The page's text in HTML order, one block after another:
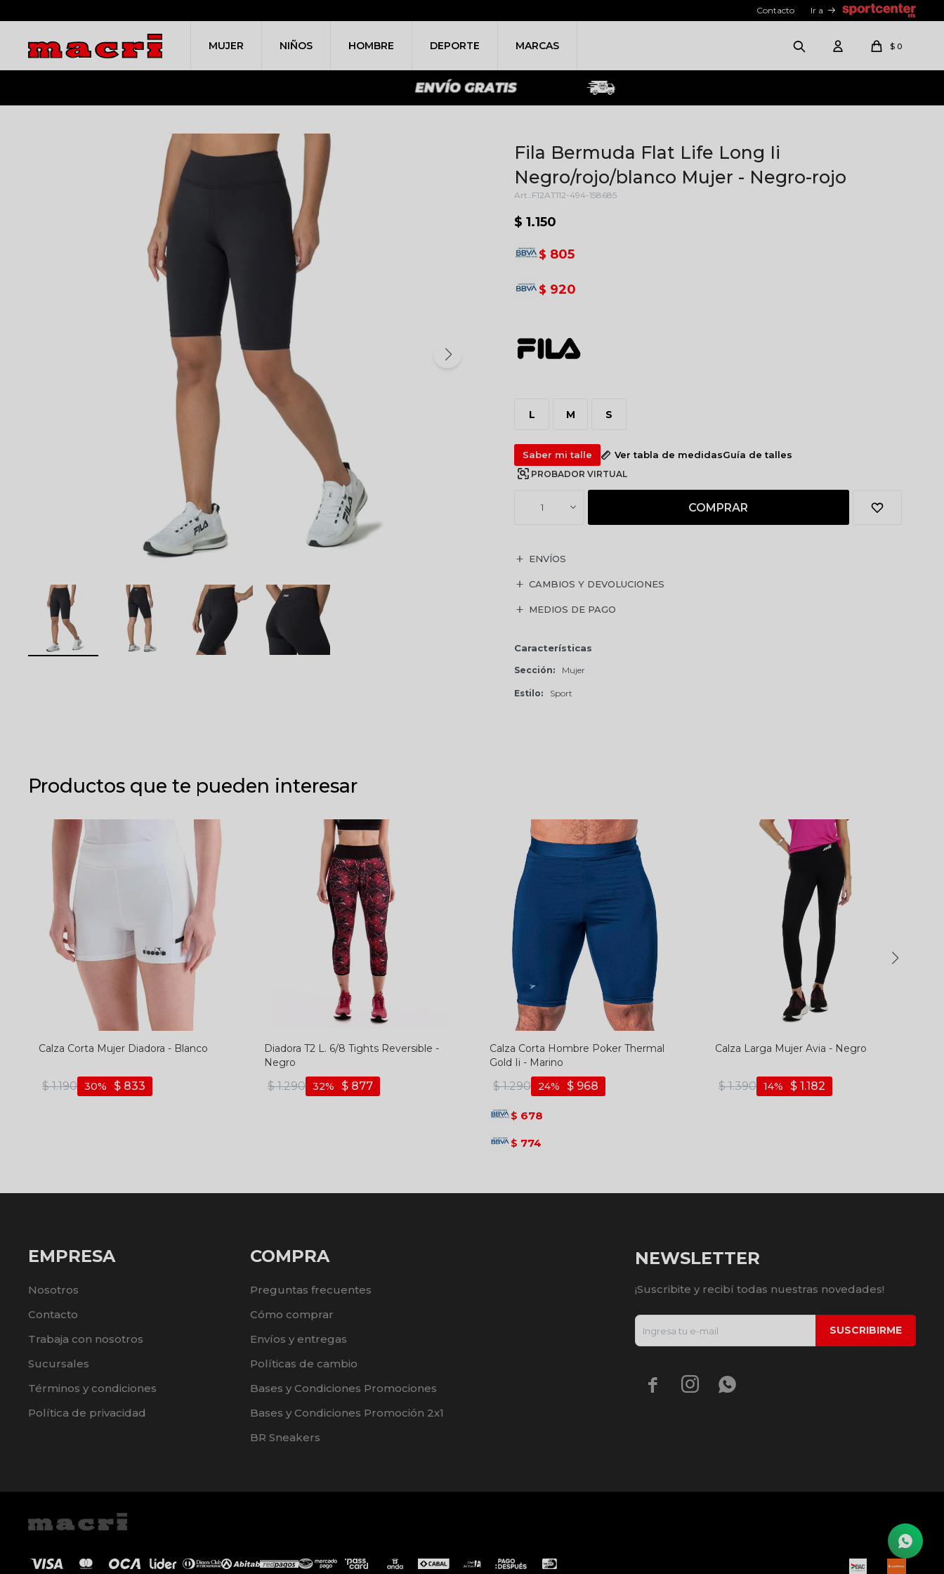
MUJER NIÑOS HOMBRE DEPORTE MARCAS $ 0
Contacto Ir a
Fila Bermuda Flat Life Long Ii
Negro/rojo/blanco Mujer - Negro-rojo
F12AT112-494-158685
$ 1.150
$ 805
$ 920
L M S
Saber mi talle Ver tabla de medidasGuía de talles
PROBADOR VIRTUAL
1 COMPRAR
ENVÍOS
CAMBIOS Y DEVOLUCIONES
MEDIOS DE PAGO
Características
Sección Mujer
Estilo Sport
Productos que te pueden interesar
Calza Corta Mujer Diadora - Blanco
$ 1.190 $ 833
30
Diadora T2 L. 6/8 Tights Reversible -
Negro
$ 1.290 $ 877
32
Calza Corta Hombre Poker Thermal
Gold Ii - Marino
$ 1.290 $ 968
24
$ 678
$ 774
Calza Larga Mujer Avia - Negro
$ 1.390 $ 1.182
14
EMPRESA
Nosotros
Contacto
Trabaja con nosotros
Sucursales
Términos y condiciones
Política de privacidad
COMPRA
Preguntas frecuentes
Cómo comprar
Envíos y entregas
Políticas de cambio
Bases y Condiciones Promociones
Bases y Condiciones Promoción 2x1
BR Sneakers
NEWSLETTER
¡Suscribite y recibí todas nuestras novedades!
SUSCRIBIRME
  